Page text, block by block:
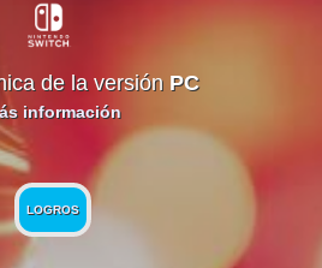
de la versión PC
información
LOGROS